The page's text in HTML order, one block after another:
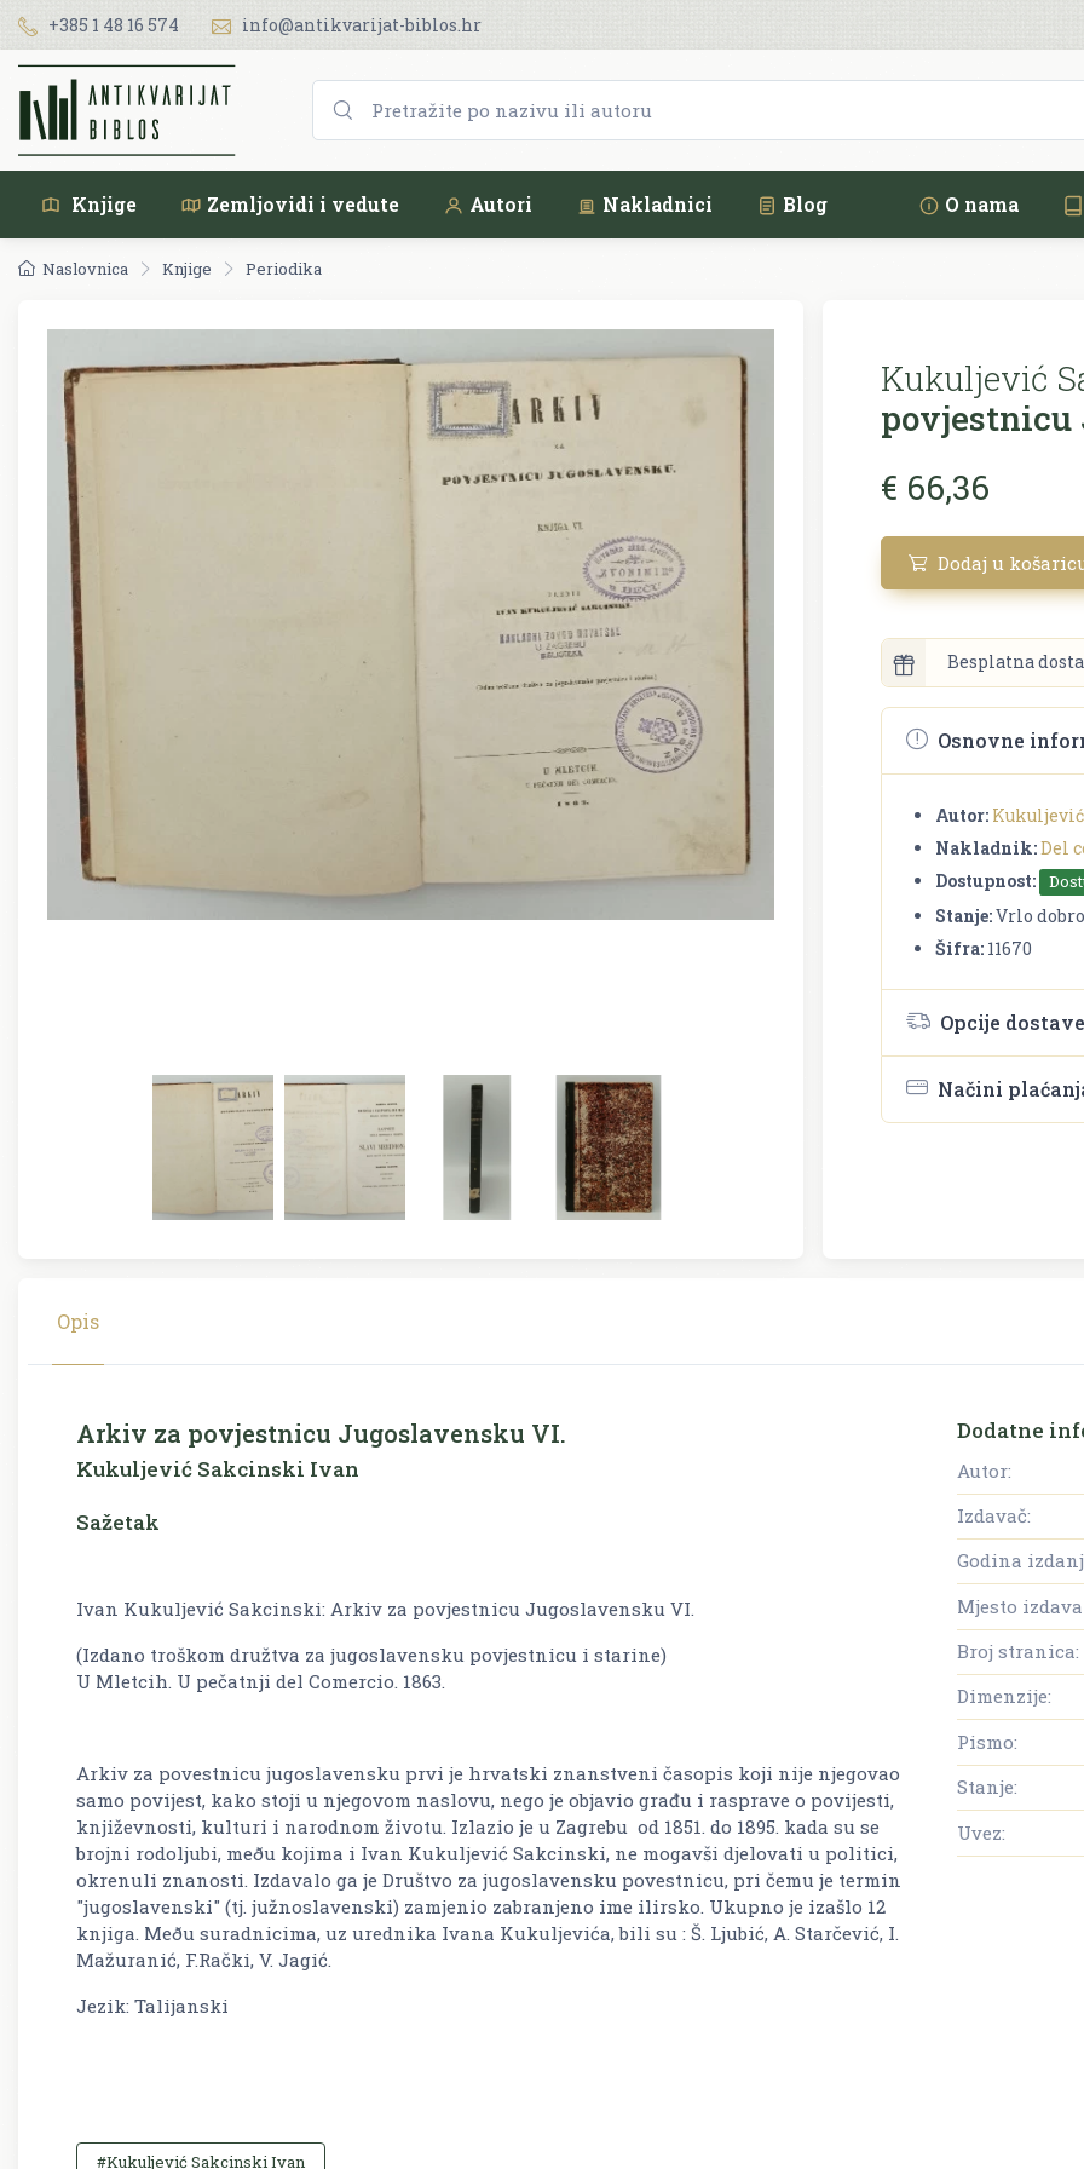
+385 1 48 16 574 info@antikvarijat-biblos.hr
Knjige Zemljovidi i vedute Autori Nakladnici Blog O nama
Naslovnica Knjige Periodika
Kukuljević
povjestnicu
€ 66,36
Dodaj u
Besplatna
Osnovne
Autor:
Nakladnik:Del
Dostupnost:
Stanje:Vrlo dobro
Šifra: 11670
Opcije dostave
Načini
Opis
Arkiv za povjestnicu Jugoslavensku VI.
Kukuljević Sakcinski Ivan
Sažetak
Ivan Kukuljević Sakcinski: Arkiv za povjestnicu Jugoslavensku VI.
(Izdano troškom družtva za jugoslavensku povjestnicu i starine)
U Mletcih. U pečatnji del Comercio. 1863.
Arkiv za povestnicu jugoslavensku prvi je hrvatski znanstveni časopis koji nije njegovao
samo povijest, kako stoji u njegovom naslovu, nego je objavio građu i rasprave o povijesti,
književnosti, kulturi i narodnom životu. Izlazio je u Zagrebu od 1851. do 1895. kada su se
brojni rodoljubi, meðu kojima i Ivan Kukuljević Sakcinski, ne mogavši djelovati u politici,
okrenuli znanosti. Izdavalo ga je Društvo za jugoslavensku povestnicu, pri čemu je termin
"jugoslavenski" (tj. južnoslavenski) zamjenio zabranjeno ime ilirsko. Ukupno je izašlo 12
knjiga. Meðu suradnicima, uz urednika Ivana Kukuljevića, bili su : Š. Ljubić, A. Starčević, I.
Mažuranić, F.Rački, V. Jagić.
Jezik: Talijanski
#Kukuljević Sakcinski Ivan
Dodatne
Autor:
Izdavač:
Godina
Mjesto
Broj stranica:
Dimenzije:
Pismo:
Stanje:
Uvez: